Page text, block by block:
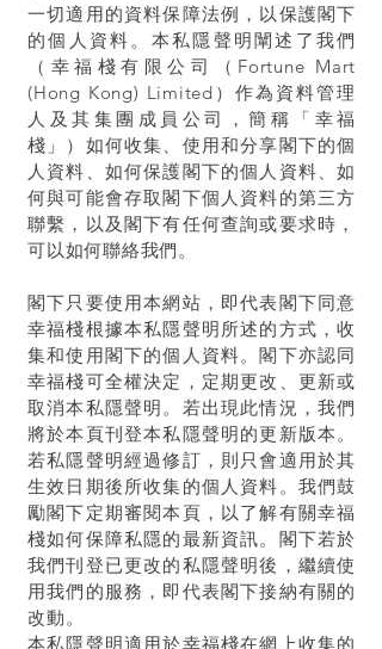
一切適用的資料保障法例，以保護閣下
的個人資料。本私隱聲明闡述了我們
（幸福棧有限公司（Fortune Mart
(Hong Kong) Limited）作為資料管理
人及其集團成員公司，簡稱「幸福
棧」）如何收集、使用和分享閣下的個
人資料、如何保護閣下的個人資料、如
何與可能會存取閣下個人資料的第三方
聯繫，以及閣下有任何查詢或要求時，
可以如何聯絡我們。
閣下只要使用本網站，即代表閣下同意
幸福棧根據本私隱聲明所述的方式，收
集和使用閣下的個人資料。閣下亦認同
幸福棧可全權決定，定期更改、更新或
取消本私隱聲明。若出現此情況，我們
將於本頁刊登本私隱聲明的更新版本。
若私隱聲明經過修訂，則只會適用於其
生效日期後所收集的個人資料。我們鼓
勵閣下定期審閱本頁，以了解有關幸福
棧如何保障私隱的最新資訊。閣下若於
我們刊登已更改的私隱聲明後，繼續使
用我們的服務，即代表閣下接納有關的
改動。
本私隱聲明適用於幸福棧在網上收集的